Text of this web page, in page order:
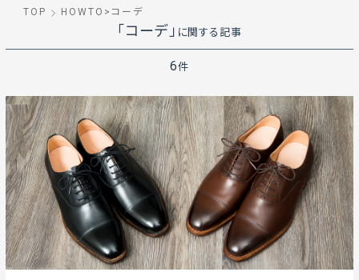
TOP HOWTO > コーデ
「コーデ」 に関する記事
6件